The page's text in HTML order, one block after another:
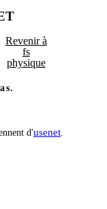
Revenir à
fs
physique
d'usenet